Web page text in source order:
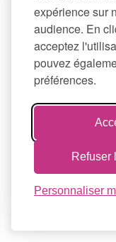
expérience sur
audience. En
acceptez
pouvez
préférences.
Refuser
Personnaliser